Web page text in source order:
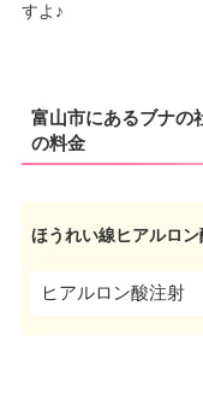
すよ♪
富山市にあるブナの
の料金
ほうれい線ヒアルロン
ヒアルロン酸注射